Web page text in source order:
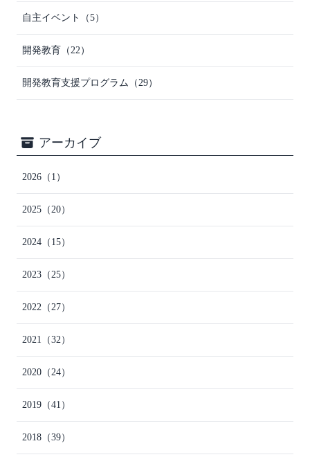
自主イベント （5）
開発教育 （22）
開発教育支援プログラム （29）
アーカイブ
2026 （1）
2025 （20）
2024 （15）
2023 （25）
2022 （27）
2021 （32）
2020 （24）
2019 （41）
2018 （39）